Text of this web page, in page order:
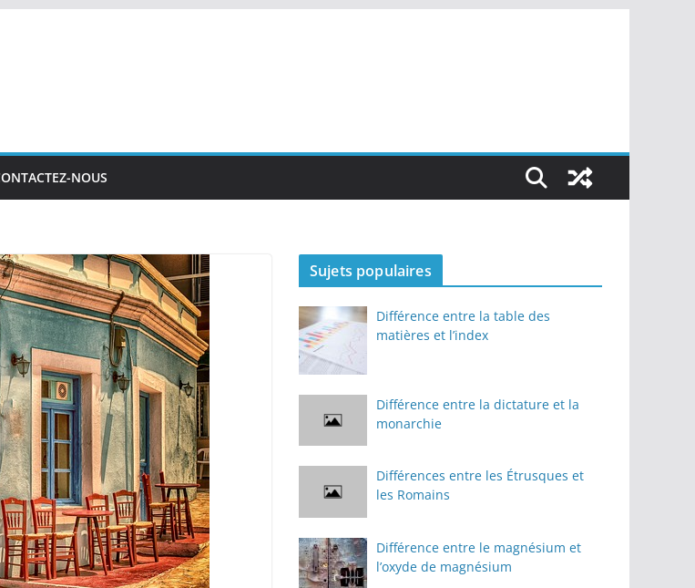
NOUS
Sujets populaires
Différence entre la table des
matières et l’index
Différence entre la dictature et la
monarchie
Différences entre les Étrusques et
les Romains
Différence entre le magnésium et
l’oxyde de magnésium